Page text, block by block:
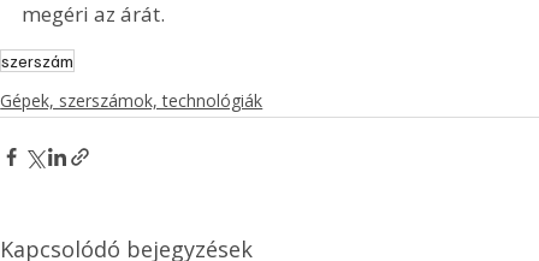
megéri az árát.
szerszám
Gépek, szerszámok, technológiák
Kapcsolódó bejegyzések